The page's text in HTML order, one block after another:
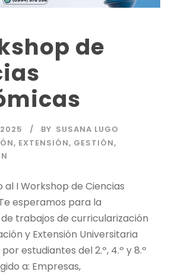
de
BY SUSANA LUGO
, EXTENSIÓN, GESTIÓN,
al I Workshop de Ciencias
esperamos para la
trabajos de curricularización
y Extensión Universitaria
estudiantes del 2.º, 4.º y 8.º
a: Empresas,